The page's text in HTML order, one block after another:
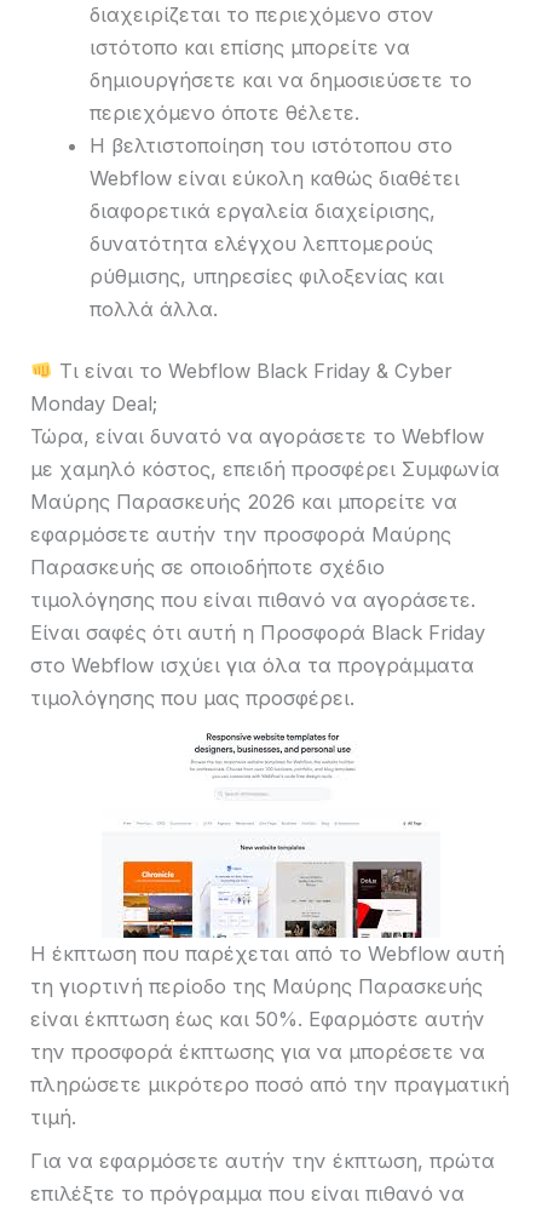
διαχειρίζεται το περιεχόμενο στον
ιστότοπο και επίσης μπορείτε να
δημιουργήσετε και να δημοσιεύσετε το
περιεχόμενο όποτε θέλετε.
Η βελτιστοποίηση του ιστότοπου στο
Webflow είναι εύκολη καθώς διαθέτει
διαφορετικά εργαλεία διαχείρισης,
δυνατότητα ελέγχου λεπτομερούς
ρύθμισης, υπηρεσίες φιλοξενίας και
πολλά άλλα.
Τι είναι το Webflow Black Friday & Cyber ​​
Monday Deal;
Τώρα, είναι δυνατό να αγοράσετε το Webflow
με χαμηλό κόστος, επειδή προσφέρει Συμφωνία
Μαύρης Παρασκευής 2026 και μπορείτε να
εφαρμόσετε αυτήν την προσφορά Μαύρης
Παρασκευής σε οποιοδήποτε σχέδιο
τιμολόγησης που είναι πιθανό να αγοράσετε.
Είναι σαφές ότι αυτή η Προσφορά Black Friday
στο Webflow ισχύει για όλα τα προγράμματα
τιμολόγησης που μας προσφέρει.
Η έκπτωση που παρέχεται από το Webflow αυτή
τη γιορτινή περίοδο της Μαύρης Παρασκευής
είναι έκπτωση έως και 50%. Εφαρμόστε αυτήν
την προσφορά έκπτωσης για να μπορέσετε να
πληρώσετε μικρότερο ποσό από την πραγματική
τιμή.
Για να εφαρμόσετε αυτήν την έκπτωση, πρώτα
επιλέξτε το πρόγραμμα που είναι πιθανό να